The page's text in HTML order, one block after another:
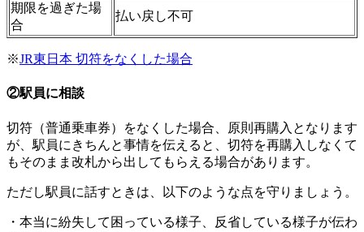
期限を過ぎた場
合
払い戻し不可
※JR東日本 切符をなくした場合
②駅員に相談
切符（普通乗車券）をなくした場合、原則再購入となります
が、駅員にきちんと事情を伝えると、切符を再購入しなくて
もそのまま改札から出してもらえる場合があります。
ただし駅員に話すときは、以下のような点を守りましょう。
・本当に紛失して困っている様子、反省している様子が伝わ